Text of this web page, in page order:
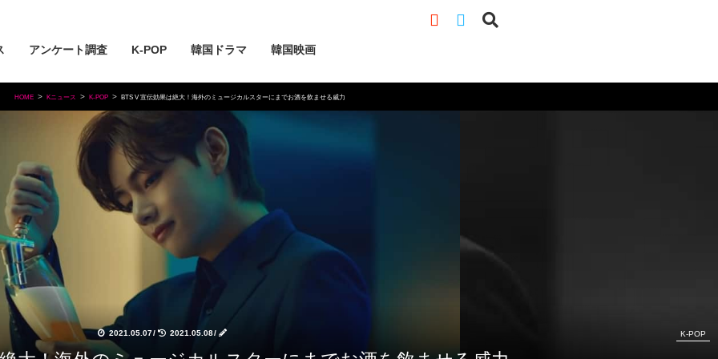
アンケート調査 K-POP 韓国ドラマ 韓国映画
HOME Kニュース K-POP BTS V 宣伝効果は絶大！海外のミュージカルスターにまでお酒を飲ませる威力
2021.05.07/ 2021.05.08/ K-POP